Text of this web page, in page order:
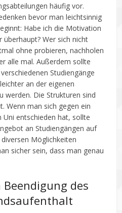
häufig vor.
bevor man leichtsinnig
Habe ich die Motivation
Wer sich nicht
ohne probieren, nachholen
alle mal. Außerdem sollte
Studiengänge
an der eigenen
werden. Die Strukturen sind
Wenn man sich gegen ein
entschieden hat, sollte
an Studiengängen auf
Möglichkeiten
sicher sein, dass man genau
des